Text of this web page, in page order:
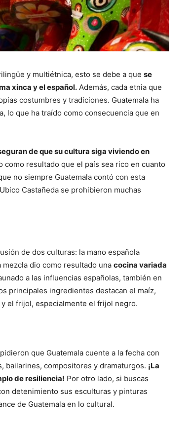
y multiétnica, esto se debe a que se
xinca y el español. Además, cada etnia que
costumbres y tradiciones. Guatemala ha
lo que ha traído como consecuencia que en
de que su cultura siga viviendo en
como resultado que el país sea rico en cuanto
no siempre Guatemala contó con esta
Castañeda se prohibieron muchas
de dos culturas: la mano española
dio como resultado una cocina variada
a las influencias españolas, también en
principales ingredientes destacan el maíz,
el frijol, especialmente el frijol negro.
que Guatemala cuente a la fecha con
bailarines, compositores y dramaturgos. ¡La
de resiliencia! Por otro lado, si buscas
detenimiento sus esculturas y pinturas
de Guatemala en lo cultural.